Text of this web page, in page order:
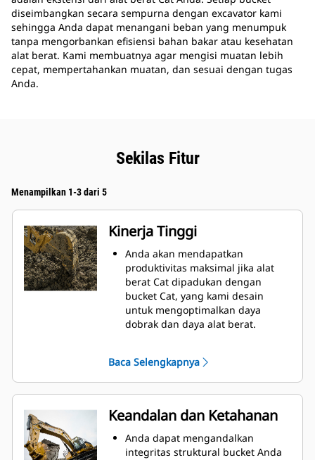
diseimbangkan secara sempurna dengan excavator kami
sehingga Anda dapat menangani beban yang menumpuk
tanpa mengorbankan efisiensi bahan bakar atau kesehatan
alat berat. Kami membuatnya agar mengisi muatan lebih
cepat, mempertahankan muatan, dan sesuai dengan tugas
Anda.
Sekilas Fitur
Menampilkan 1-3 dari 5
Kinerja Tinggi
Anda akan mendapatkan
produktivitas maksimal jika alat
berat Cat dipadukan dengan
bucket Cat, yang kami desain
untuk mengoptimalkan daya
dobrak dan daya alat berat.
bucket. Jarak bebas heel
tambahan memastikan bagian
bawah bucket tidak menyeret
sehingga mengurangi biaya
perawatan.
Konsumsi bahan bakar mencapai
puncaknya selama penggalian.
Baca Selengkapnya
Keandalan dan Ketahanan
Anda dapat mengandalkan
integritas struktural bucket Anda